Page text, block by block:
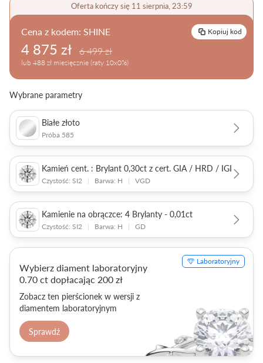
Pielęgnacja biżuterii
Oferta kończy się 11 sierpnia, 23:59
Cena z kodem: SHINE Kopiuj kod
4 875 zł 6 499 zł
lub 488 zł miesięcznie (raty 10x0%)
Wybrane parametry
Białe złoto
Próba 585
Kamień cent. : Brylant 0,30ct z cert. GIA / HRD / IGI
Czystość: SI2 | Barwa: H | VGD
Kamienie na obrączce: 4 Brylanty - 0,01ct
Czystość: SI2 | Barwa: H | GD
Laboratoryjny
Wybierz diament laboratoryjny
0.70 ct dopłacając 200 zł
Zobacz ten pierścionek w wersji z
diamentem laboratoryjnym
Sprawdź